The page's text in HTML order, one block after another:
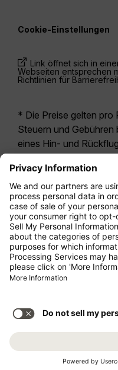
Cookie-Einstellungen
Link öffnet sich in
Webseiten entsprechen
Richtlinien für
* Die Preise gelten pro
Steuern und
eines Hin- und
möglicherweise nicht
Economy Class
sich i.d.R. um
Tarifoption. Es können
fürAufgabegepäck
Leistungen anfallen.